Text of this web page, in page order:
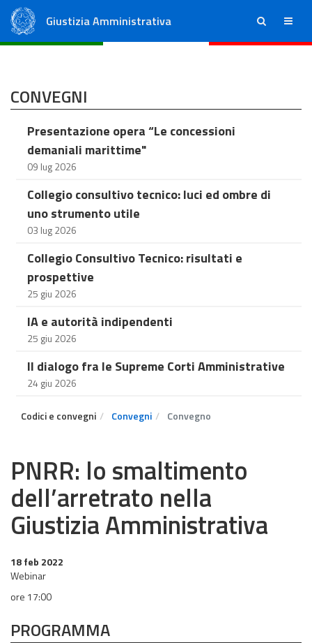
Giustizia Amministrativa ricerca menu
CONVEGNI
Presentazione opera “Le concessioni
demaniali marittime"
09 lug 2026
Collegio consultivo tecnico: luci ed ombre di
uno strumento utile
03 lug 2026
Collegio Consultivo Tecnico: risultati e
prospettive
25 giu 2026
IA e autorità indipendenti
25 giu 2026
Il dialogo fra le Supreme Corti Amministrative
24 giu 2026
Codici e convegni Convegni Convegno
PNRR: lo smaltimento
dell’arretrato nella
Giustizia Amministrativa
18 feb 2022
Webinar
ore 17:00
PROGRAMMA